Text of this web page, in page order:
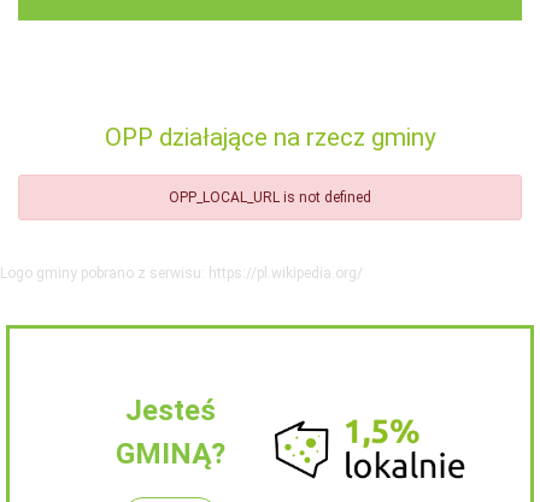
OPP działające na rzecz gminy
OPP_LOCAL_URL is not defined
Logo gminy pobrano z serwisu: https://pl.wikipedia.org/
Jesteś
GMINĄ?